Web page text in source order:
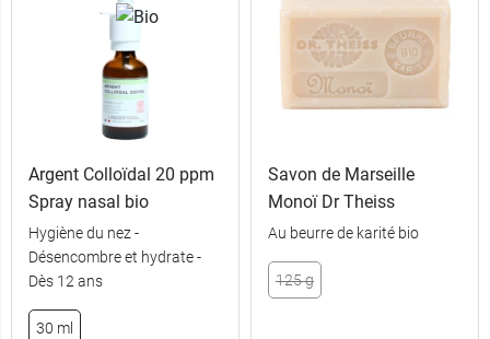
Argent Colloïdal 20 ppm
Spray nasal bio
Hygiène du nez -
Désencombre et hydrate -
Dès 12 ans
30 ml
Savon de Marseille
Monoï Dr Theiss
Au beurre de karité bio
125 g